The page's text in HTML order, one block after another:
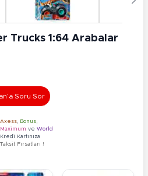
Trucks 1:64 Arabalar
Soru Sor
Axess Bonus
Maximum ve World
Kredi Kartınıza
Taksit Fırsatları !